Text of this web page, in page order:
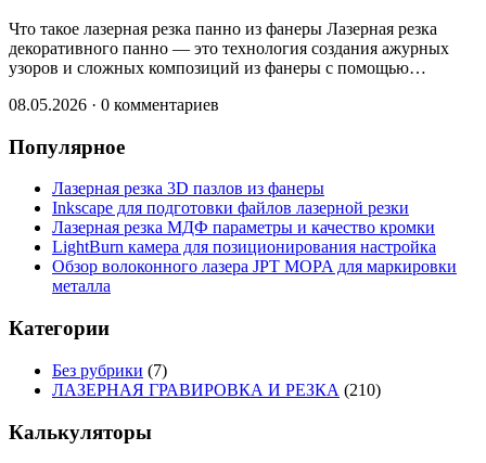
Что такое лазерная резка панно из фанеры Лазерная резка
декоративного панно — это технология создания ажурных
узоров и сложных композиций из фанеры с помощью…
08.05.2026 · 0 комментариев
Популярное
Лазерная резка 3D пазлов из фанеры
Inkscape для подготовки файлов лазерной резки
Лазерная резка МДФ параметры и качество кромки
LightBurn камера для позиционирования настройка
Обзор волоконного лазера JPT MOPA для маркировки
металла
Категории
Без рубрики (7)
ЛАЗЕРНАЯ ГРАВИРОВКА И РЕЗКА (210)
Калькуляторы